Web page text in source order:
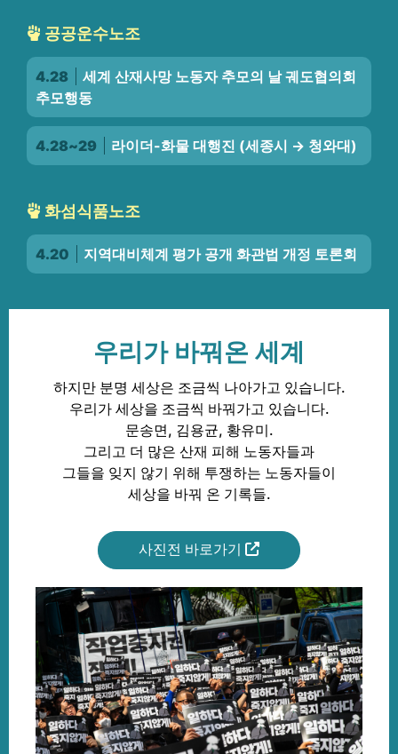
공공운수노조
4.28
세계 산재사망 노동자 추모의 날 궤도협의회
추모행동
4.28~29 라이더-화물 대행진 (세종시 → 청와대)
화섬식품노조
4.20 지역대비체계 평가 공개 화관법 개정 토론회
우리가 바꿔온 세계
하지만 분명 세상은 조금씩 나아가고 있습니다.
우리가 세상을 조금씩 바꿔가고 있습니다.
문송면, 김용균, 황유미.
그리고 더 많은 산재 피해 노동자들과
그들을 잊지 않기 위해 투쟁하는 노동자들이
세상을 바꿔 온 기록들.
사진전 바로가기